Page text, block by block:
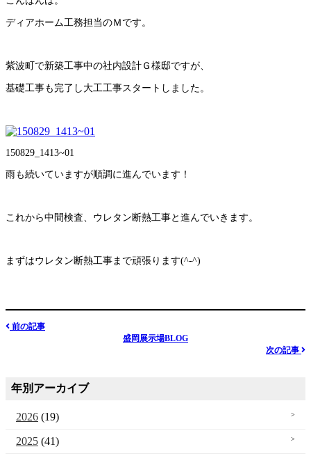
ディアホーム工務担当のＭです。
紫波町で新築工事中の社内設計Ｇ様邸ですが、
基礎工事も完了し大工工事スタートしました。
150829_1413~01
雨も続いていますが順調に進んでいます！
これから中間検査、ウレタン断熱工事と進んでいきます。
まずはウレタン断熱工事まで頑張ります(^-^)
前の記事
盛岡展示場BLOG
次の記事
年別アーカイブ
2026 (19)
2025 (41)